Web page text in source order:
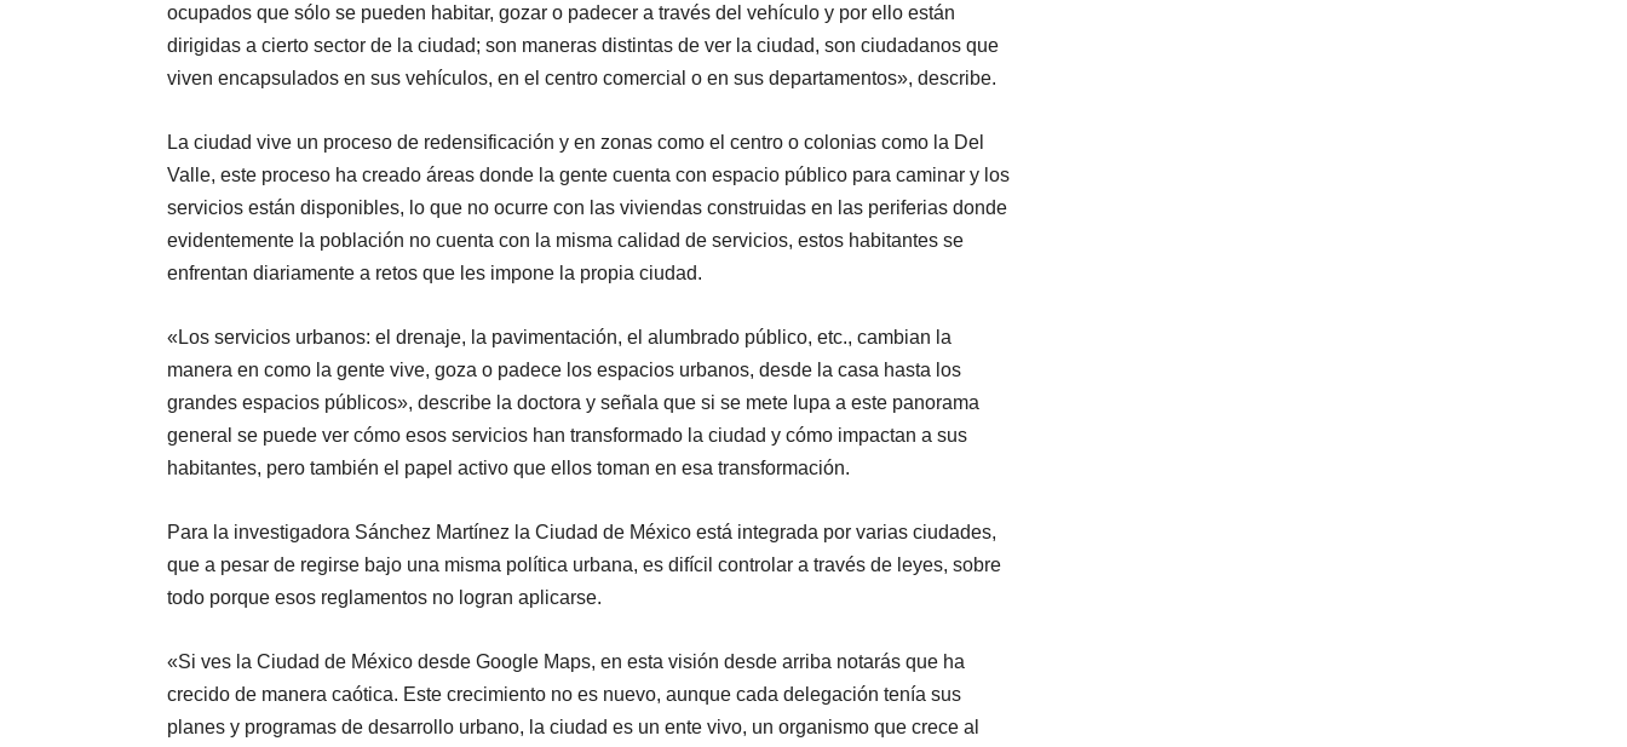
ocupados que sólo se pueden habitar, gozar o padecer a través del vehículo y por ello están
dirigidas a cierto sector de la ciudad; son maneras distintas de ver la ciudad, son ciudadanos que
viven encapsulados en sus vehículos, en el centro comercial o en sus departamentos», describe.
La ciudad vive un proceso de redensificación y en zonas como el centro o colonias como la Del
Valle, este proceso ha creado áreas donde la gente cuenta con espacio público para caminar y los
servicios están disponibles, lo que no ocurre con las viviendas construidas en las periferias donde
evidentemente la población no cuenta con la misma calidad de servicios, estos habitantes se
enfrentan diariamente a retos que les impone la propia ciudad.
«Los servicios urbanos: el drenaje, la pavimentación, el alumbrado público, etc., cambian la
manera en como la gente vive, goza o padece los espacios urbanos, desde la casa hasta los
grandes espacios públicos», describe la doctora y señala que si se mete lupa a este panorama
general se puede ver cómo esos servicios han transformado la ciudad y cómo impactan a sus
habitantes, pero también el papel activo que ellos toman en esa transformación.
Para la investigadora Sánchez Martínez la Ciudad de México está integrada por varias ciudades,
que a pesar de regirse bajo una misma política urbana, es difícil controlar a través de leyes, sobre
todo porque esos reglamentos no logran aplicarse.
«Si ves la Ciudad de México desde Google Maps, en esta visión desde arriba notarás que ha
crecido de manera caótica. Este crecimiento no es nuevo, aunque cada delegación tenía sus
planes y programas de desarrollo urbano, la ciudad es un ente vivo, un organismo que crece al